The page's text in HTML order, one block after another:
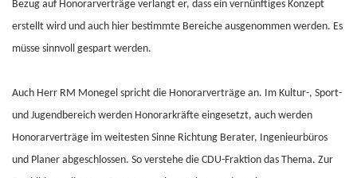
Bezug auf Honorarverträge verlangt er, dass ein vernünftiges Konzept
erstellt wird und auch hier bestimmte Bereiche ausgenommen werden. Es
müsse sinnvoll gespart werden.
Auch Herr RM Monegel spricht die Honorarverträge an. Im Kultur-, Sport-
und Jugendbereich werden Honorarkräfte eingesetzt, auch werden
Honorarverträge im weitesten Sinne Richtung Berater, Ingenieurbüros
und Planer abgeschlossen. So verstehe die CDU-Fraktion das Thema. Zur